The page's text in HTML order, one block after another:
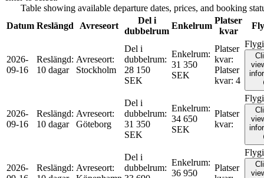
Table showing available departure dates, prices, and booking
Datum Reslängd Avreseort
Del i
dubbelrum
Enkelrum
Platser
kvar
2026-
09-16
Reslängd:
10 dagar
Avreseort:
Stockholm
Del i
dubbelrum:
28 150
SEK
Enkelrum:
31 350
SEK
Platser
kvar:
Platser
kvar: 4
2026-
09-16
Reslängd:
10 dagar
Avreseort:
Göteborg
Del i
dubbelrum:
31 350
SEK
Enkelrum:
34 650
SEK
Platser
kvar:
2026-
Reslängd: Avreseort:
Del i
dubbelrum:
Enkelrum:
36 950
Platser